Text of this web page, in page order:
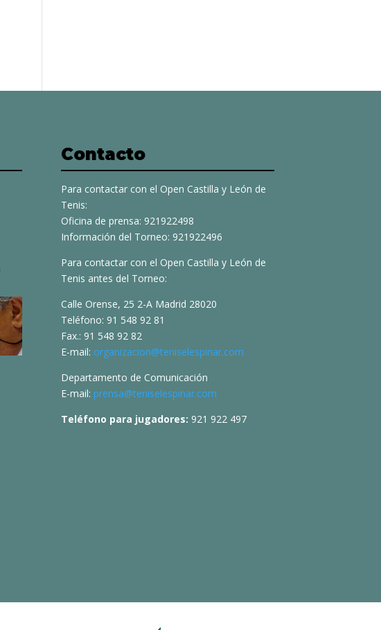
Contacto
Para contactar con el Open Castilla y León de
Tenis:
Oficina de prensa: 921922498
Información del Torneo: 921922496
Para contactar con el Open Castilla y León de
Tenis antes del Torneo:
Calle Orense, 25 2-A Madrid 28020
Teléfono: 91 548 92 81
Fax.: 91 548 92 82
E-mail: organizacion@teniselespinar.com
Departamento de Comunicación
E-mail: prensa@teniselespinar.com
Teléfono para jugadores: 921 922 497